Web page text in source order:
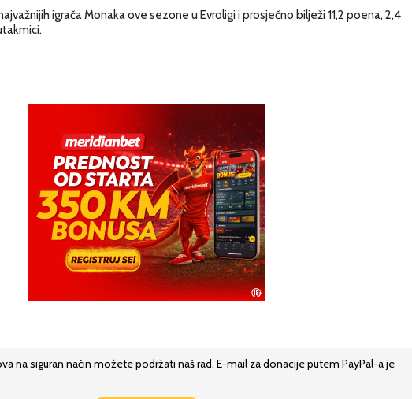
igrača Monaka ove sezone u Evroligi i prosječno bilježi 11,2 poena, 2,4
na siguran način možete podržati naš rad. E-mail za donacije putem PayPal-a je